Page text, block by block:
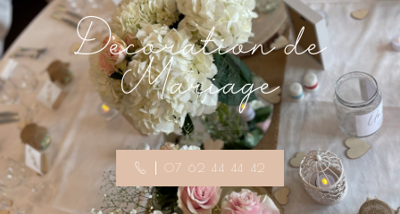
M
Decoration de
Mariage
07 62 44 44 42